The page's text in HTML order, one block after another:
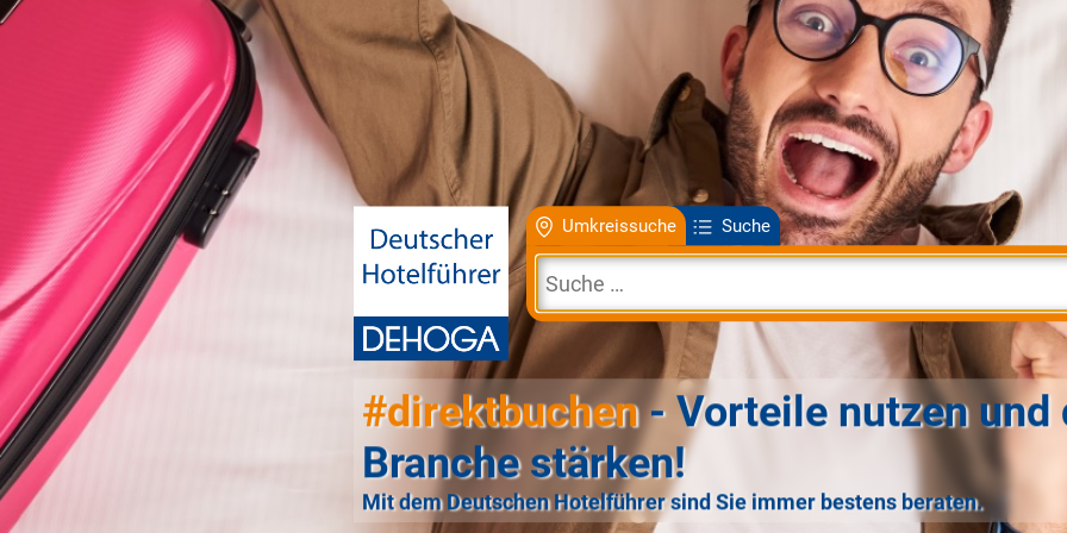
Umkreissuche Suche
#direktbuchen- Vorteile nutzen und
Branche stärken!
Mit dem Deutschen Hotelführer sind Sie immer bestens beraten.